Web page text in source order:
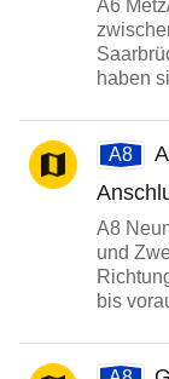
A6
haben
A8
A8
und
bis